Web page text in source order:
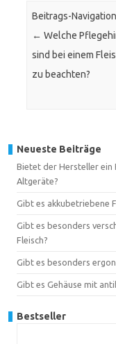
Beitrags-Navigation
← Welche
sind bei einem
zu beachten?
Neueste Beiträge
Bietet der Hersteller ein
Altgeräte?
Gibt es akkubetriebene
Gibt es besonders
Fleisch?
Gibt es besonders
Gibt es Gehäuse mit
Bestseller